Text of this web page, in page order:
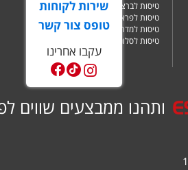
שירות לקוחות
טופס צור קשר
עקבו אחרינו
טיסות לברצלונה
טיסות לפראג
טיסות למדריד
טיסות לסלוניקי
ותהנו ממבצעים שווים